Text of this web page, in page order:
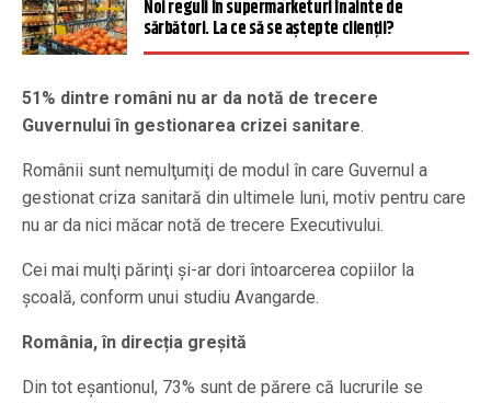
Noi reguli în supermarketuri înainte de
sărbători. La ce să se aștepte clienții?
51% dintre români nu ar da notă de trecere
Guvernului în gestionarea crizei sanitare.
Românii sunt nemulţumiţi de modul în care Guvernul a
gestionat criza sanitară din ultimele luni, motiv pentru care
nu ar da nici măcar notă de trecere Executivului.
Cei mai mulţi părinţi şi-ar dori întoarcerea copiilor la
şcoală, conform unui studiu Avangarde.
România, în direcția greșită
Din tot eşantionul, 73% sunt de părere că lucrurile se